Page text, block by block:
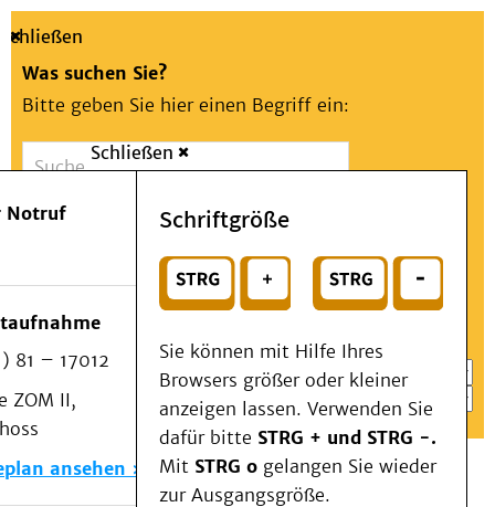
Suche
Schließen
Was suchen Sie?
Bitte geben Sie hier einen Begriff ein:
Suchen
oder
Wählen Sie ein Thema für Ihren Schnelleinstieg
Notfall
Schließen
Notruf
81 – 17012
ZOM II,
ansehen
Schriftgröße
Sie können mit Hilfe Ihres
Browsers größer oder kleiner
anzeigen lassen. Verwenden Sie
dafür bitte STRG + und STRG -.
Mit STRG o gelangen Sie wieder
zur Ausgangsgröße.
Menü
Patienten & Besucher
Kliniken/Institute/Zentren
Als Patient am UKD
Beratung und Unterstützung
Veranstaltungen
Kommunikation im Medizinwesen (KIM)
Notfall
Forschung & Lehre